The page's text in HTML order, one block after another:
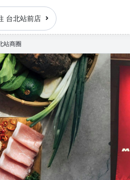
台北站前店
站商圈